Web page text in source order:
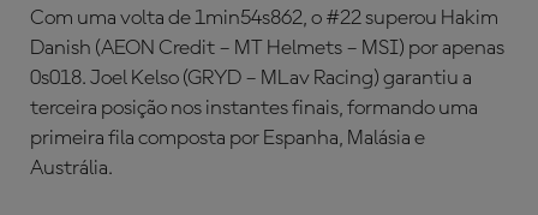
Com uma volta de 1min54s862, o #22 superou Hakim
Danish (AEON Credit – MT Helmets – MSI) por apenas
0s018. Joel Kelso (GRYD – MLav Racing) garantiu a
terceira posição nos instantes finais, formando uma
primeira fila composta por Espanha, Malásia e
Austrália.